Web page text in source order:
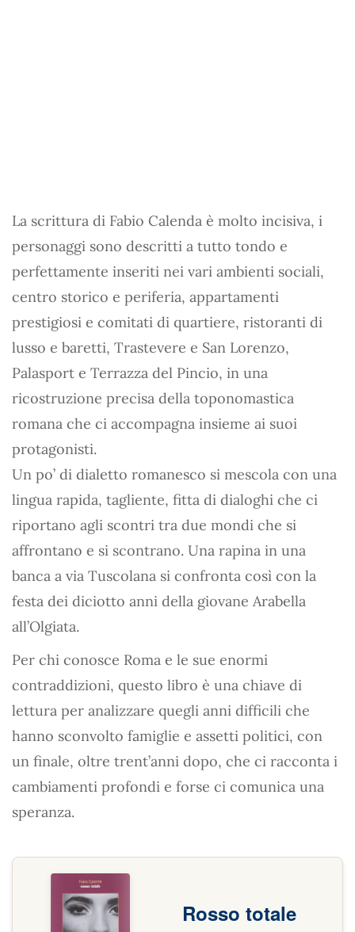
La scrittura di Fabio Calenda è molto incisiva, i
personaggi sono descritti a tutto tondo e
perfettamente inseriti nei vari ambienti sociali,
centro storico e periferia, appartamenti
prestigiosi e comitati di quartiere, ristoranti di
lusso e baretti, Trastevere e San Lorenzo,
Palasport e Terrazza del Pincio, in una
ricostruzione precisa della toponomastica
romana che ci accompagna insieme ai suoi
protagonisti.
Un po’ di dialetto romanesco si mescola con una
lingua rapida, tagliente, fitta di dialoghi che ci
riportano agli scontri tra due mondi che si
affrontano e si scontrano. Una rapina in una
banca a via Tuscolana si confronta così con la
festa dei diciotto anni della giovane Arabella
all’Olgiata.
Per chi conosce Roma e le sue enormi
contraddizioni, questo libro è una chiave di
lettura per analizzare quegli anni difficili che
hanno sconvolto famiglie e assetti politici, con
un finale, oltre trent’anni dopo, che ci racconta i
cambiamenti profondi e forse ci comunica una
speranza.
Rosso totale